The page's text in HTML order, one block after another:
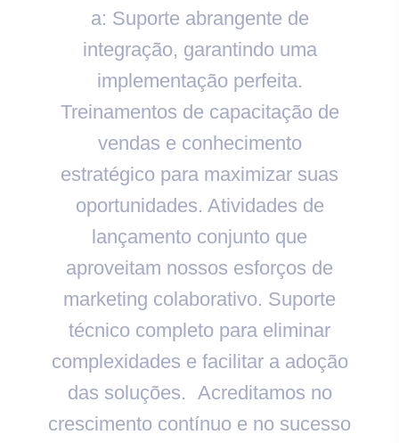
a: Suporte abrangente de
integração, garantindo uma
implementação perfeita.
Treinamentos de capacitação de
vendas e conhecimento
estratégico para maximizar suas
oportunidades. Atividades de
lançamento conjunto que
aproveitam nossos esforços de
marketing colaborativo. Suporte
técnico completo para eliminar
complexidades e facilitar a adoção
das soluções. Acreditamos no
crescimento contínuo e no sucesso